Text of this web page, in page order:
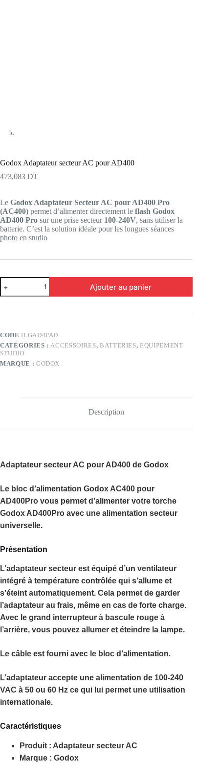
Godox Adaptateur secteur AC pour AD400
473,083 DT
Le Godox Adaptateur Secteur AC pour AD400 Pro
(AC400) permet d’alimenter directement le flash Godox
AD400 Pro sur une prise secteur 100-240V, sans utiliser la
batterie. C’est la solution idéale pour les longues séances
photo en studio
quantité
de
Godox
secteur
AD400
Ajouter au panier
CODE ILGAD4PAD
CATÉGORIES :ACCESSOIRES, BATTERIES,EQUIPEMENT
STUDIO
MARQUE : GODOX
Description
Adaptateur secteur AC pour AD400 de Godox
Le bloc d’alimentation Godox AC400 pour
AD400Pro vous permet d’alimenter votre torche
Godox AD400Pro avec une alimentation secteur
universelle.
Présentation
L’adaptateur secteur est équipé d’un ventilateur
intégré à température contrôlée qui s’allume et
s’éteint automatiquement. Cela permet de garder
l’adaptateur au frais, même en cas de forte charge.
Avec le grand interrupteur à bascule rouge à
l’arrière, vous pouvez allumer et éteindre la lampe.
Le câble est fourni avec le bloc d’alimentation.
L’adaptateur accepte une alimentation de 100-240
VAC à 50 ou 60 Hz ce qui lui permet une utilisation
internationale.
Caractéristiques
Produit : Adaptateur secteur AC
Marque : Godox